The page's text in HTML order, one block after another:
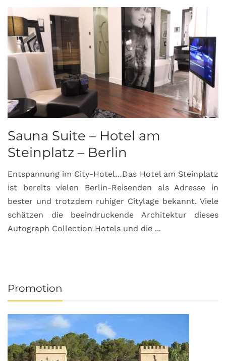
Sauna Suite – Hotel am
Steinplatz – Berlin
Entspannung im City-Hotel…Das Hotel am Steinplatz
ist bereits vielen Berlin-Reisenden als Adresse in
bester und trotzdem ruhiger Citylage bekannt. Viele
schätzen die beeindruckende Architektur dieses
Autograph Collection Hotels und die ...
Promotion